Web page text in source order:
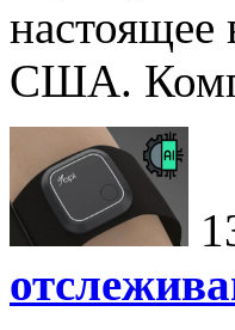
настоящее
США.